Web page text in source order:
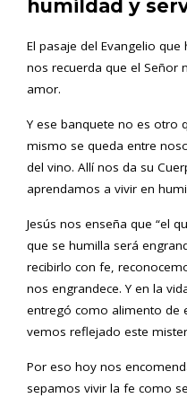
humildad y
El pasaje del Evangelio
nos recuerda que el Señor
amor.
Y ese banquete no es otro
mismo se queda entre
del vino. Allí nos da su
aprendamos a vivir en
Jesús nos enseña que “el
que se humilla será
recibirlo con fe,
nos engrandece. Y en la
entregó como alimento de
vemos reflejado este
Por eso hoy nos
sepamos vivir la fe como